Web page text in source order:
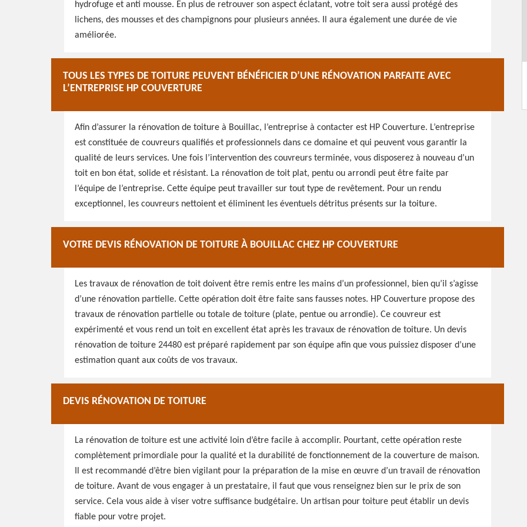
hydrofuge et anti mousse. En plus de retrouver son aspect éclatant, votre toit sera aussi protégé des
lichens, des mousses et des champignons pour plusieurs années. Il aura également une durée de vie
améliorée.
TOUS LES TYPES DE TOITURE PEUVENT BÉNÉFICIER D’UNE RÉNOVATION PARFAITE AVEC
L’ENTREPRISE HP COUVERTURE
Afin d’assurer la rénovation de toiture à Bouillac, l’entreprise à contacter est HP Couverture. L’entreprise
est constituée de couvreurs qualifiés et professionnels dans ce domaine et qui peuvent vous garantir la
qualité de leurs services. Une fois l’intervention des couvreurs terminée, vous disposerez à nouveau d’un
toit en bon état, solide et résistant. La rénovation de toit plat, pentu ou arrondi peut être faite par
l’équipe de l’entreprise. Cette équipe peut travailler sur tout type de revêtement. Pour un rendu
exceptionnel, les couvreurs nettoient et éliminent les éventuels détritus présents sur la toiture.
VOTRE DEVIS RÉNOVATION DE TOITURE À BOUILLAC CHEZ HP COUVERTURE
Les travaux de rénovation de toit doivent être remis entre les mains d’un professionnel, bien qu’il s’agisse
d’une rénovation partielle. Cette opération doit être faite sans fausses notes. HP Couverture propose des
travaux de rénovation partielle ou totale de toiture (plate, pentue ou arrondie). Ce couvreur est
expérimenté et vous rend un toit en excellent état après les travaux de rénovation de toiture. Un devis
rénovation de toiture 24480 est préparé rapidement par son équipe afin que vous puissiez disposer d’une
estimation quant aux coûts de vos travaux.
DEVIS RÉNOVATION DE TOITURE
La rénovation de toiture est une activité loin d’être facile à accomplir. Pourtant, cette opération reste
complètement primordiale pour la qualité et la durabilité de fonctionnement de la couverture de maison.
Il est recommandé d’être bien vigilant pour la préparation de la mise en œuvre d’un travail de rénovation
de toiture. Avant de vous engager à un prestataire, il faut que vous renseignez bien sur le prix de son
service. Cela vous aide à viser votre suffisance budgétaire. Un artisan pour toiture peut établir un devis
fiable pour votre projet.